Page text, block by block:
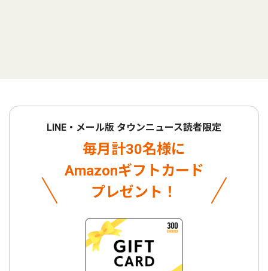
LINE・メール版 タウンニュース読者限定
毎月計30名様に
Amazonギフトカード
プレゼント！